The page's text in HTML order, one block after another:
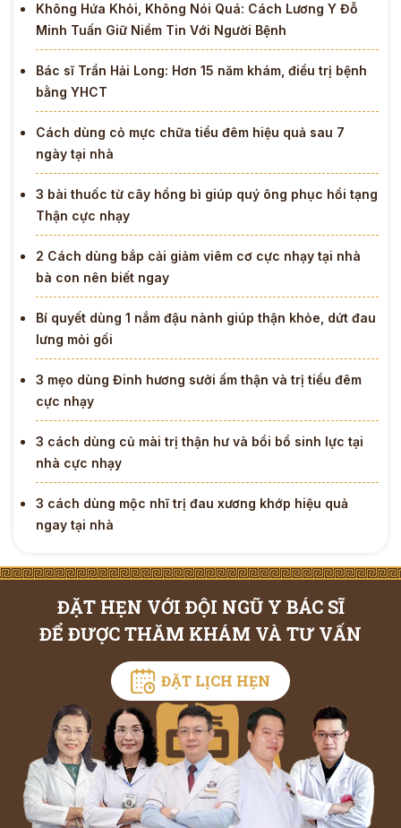
Không Hứa Khỏi, Không Nói Quá: Cách Lương Y Đỗ
Minh Tuấn Giữ Niềm Tin Với Người Bệnh
Bác sĩ Trần Hải Long: Hơn 15 năm khám, điều trị bệnh
bằng YHCT
Cách dùng cỏ mực chữa tiểu đêm hiệu quả sau 7
ngày tại nhà
3 bài thuốc từ cây hồng bì giúp quý ông phục hồi tạng
Thận cực nhạy
2 Cách dùng bắp cải giảm viêm cơ cực nhạy tại nhà
bà con nên biết ngay
Bí quyết dùng 1 nắm đậu nành giúp thận khỏe, dứt đau
lưng mỏi gối
3 mẹo dùng Đinh hương sưởi ấm thận và trị tiểu đêm
cực nhạy
3 cách dùng củ mài trị thận hư và bồi bổ sinh lực tại
nhà cực nhạy
3 cách dùng mộc nhĩ trị đau xương khớp hiệu quả
ngay tại nhà
ĐẶT HẸN VỚI ĐỘI NGŨ Y BÁC SĨ
ĐỂ ĐƯỢC THĂM KHÁM VÀ TƯ VẤN
ĐẶT LỊCH HẸN